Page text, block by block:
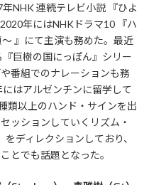
NHK 連続テレビ小説 『ひよ
年にはNHKドラマ10 『ハ
』にて主演も務めた。最近
巨樹の国にっぽん』シリー
番組でのナレーションも務
はアルゼンチンに留学して
類以上のハンド・サインを出
ッションしていくリズム・
ディレクションしており、
とでも話題となった。